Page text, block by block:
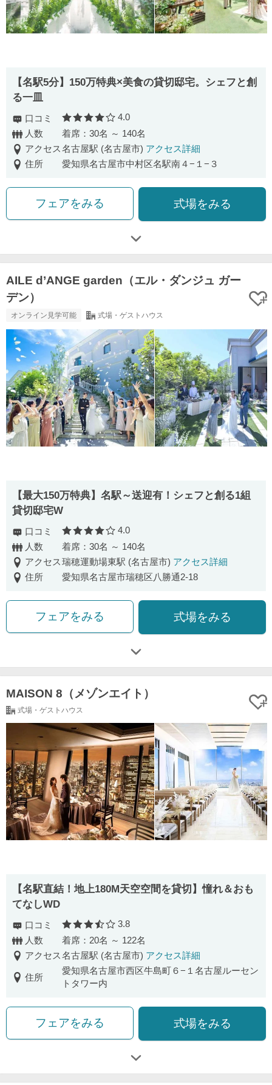
【名駅5分】150万特典×美食の貸切邸宅。シェフと創
る一皿
口コミ 口コミ評価
4.0
人数
着席：30名 ～ 140名
アクセス名古屋駅 (名古屋市) アクセス詳細
住所
愛知県名古屋市中村区名駅南４−１−３
フェアをみる 式場をみる
AILE d’ANGE garden（エル・ダンジュ ガー
デン）
オンライン見学可能 式場・ゲストハウス
【最大150万特典】名駅～送迎有！シェフと創る1組
貸切邸宅W
口コミ 口コミ評価
4.0
人数
着席：30名 ～ 140名
アクセス瑞穂運動場東駅 (名古屋市) アクセス詳細
住所
愛知県名古屋市瑞穂区八勝通2-18
フェアをみる 式場をみる
MAISON 8（メゾンエイト）
式場・ゲストハウス
【名駅直結！地上180M天空空間を貸切】憧れ＆おも
てなしWD
口コミ 口コミ評価
3.8
人数
着席：20名 ～ 122名
アクセス名古屋駅 (名古屋市) アクセス詳細
住所
愛知県名古屋市西区牛島町６−１名古屋ルーセン
トタワー内
フェアをみる 式場をみる